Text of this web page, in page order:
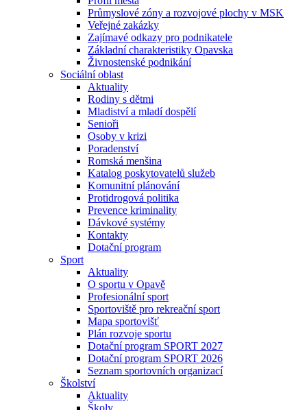
Průmyslové zóny a rozvojové plochy v MSK
Veřejné zakázky
Zajímavé odkazy pro podnikatele
Základní charakteristiky Opavska
Živnostenské podnikání
Sociální oblast
Aktuality
Rodiny s dětmi
Mladiství a mladí dospělí
Senioři
Osoby v krizi
Poradenství
Romská menšina
Katalog poskytovatelů služeb
Komunitní plánování
Protidrogová politika
Prevence kriminality
Dávkové systémy
Kontakty
Dotační program
Sport
Aktuality
O sportu v Opavě
Profesionální sport
Sportoviště pro rekreační sport
Mapa sportovišť
Plán rozvoje sportu
Dotační program SPORT 2027
Dotační program SPORT 2026
Seznam sportovních organizací
Školství
Aktuality